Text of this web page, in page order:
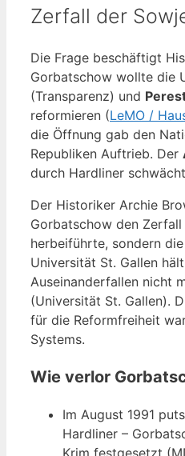
Zerfall der
Die Frage beschäftigt
Gorbatschow wollte die
(Transparenz) und
reformieren (LeMO /
die Öffnung gab den
Republiken Auftrieb. Der
durch Hardliner
Der Historiker Archie
Gorbatschow den
herbeiführte, sondern
Universität St. Gallen
Auseinanderfallen nicht
(Universität St. Gallen).
für die Reformfreiheit
Systems.
Wie verlor
Im August 1991
Hardliner –
Krim festgesetzt